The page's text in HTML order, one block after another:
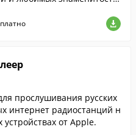
прослушивания русских
интернет радиостанций н
от Apple.